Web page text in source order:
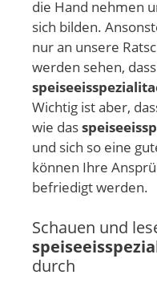
die Hand nehmen
sich bilden.
nur an unsere
werden sehen,
Wichtig ist aber,
wie das
und sich so eine
können Ihre
befriedigt werden.
Schauen und
durch